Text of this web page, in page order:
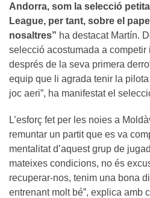
Andorra, som la selecció
League, per tant, sobre el
nosaltres” ha destacat Martín.
selecció acostumada a
després de la seva primera
equip que li agrada tenir la
joc aeri”, ha manifestat el
L’esforç fet per les noies a
remuntar un partit que es va
mentalitat d’aquest grup de
mateixes condicions, no és
recuperar-nos, tenim una bona
entrenant molt bé”, explica amb